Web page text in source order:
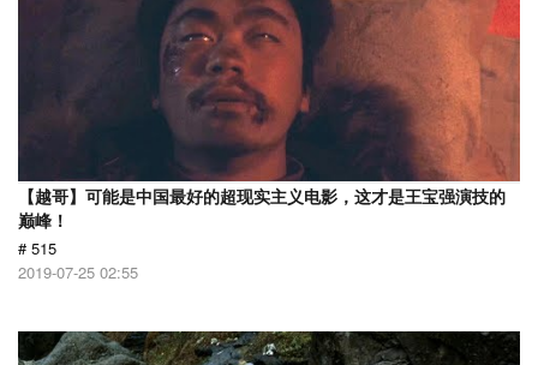
【越哥】可能是中国最好的超现实主义电影，这才是王宝强演技的
巅峰！
# 515
2019-07-25 02:55